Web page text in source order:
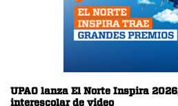
UPAO lanza El Norte Inspira
interescolar de video